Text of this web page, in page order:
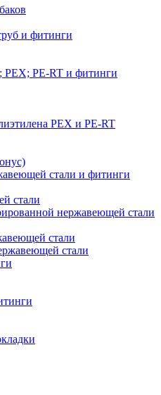
и фитинги
PEX; PE-RT и фитинги
PEX и PE-RT
стали и фитинги
стали
нержавеющей стали
стали
стали